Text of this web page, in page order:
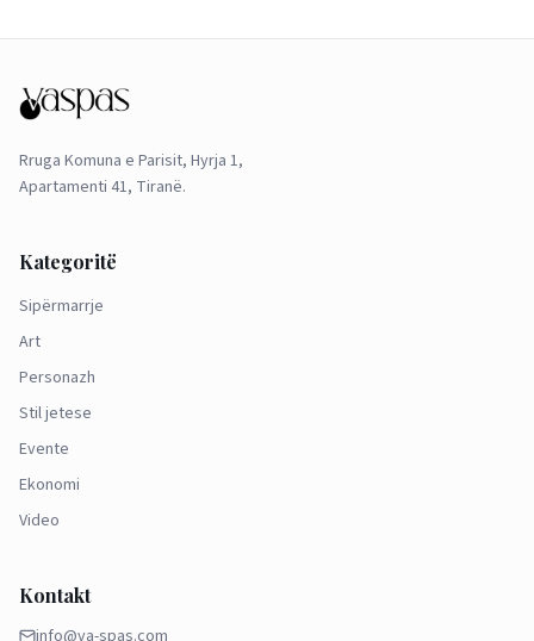
Rruga Komuna e Parisit, Hyrja 1,
Apartamenti 41, Tiranë.
Kategoritë
Sipërmarrje
Art
Personazh
Stil jetese
Evente
Ekonomi
Video
Kontakt
info@va-spas.com